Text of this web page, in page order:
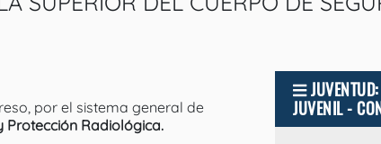
por el sistema general de
Protección Radiológica.
JUVENIL -